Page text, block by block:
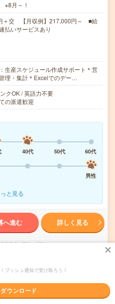
※8月～！
＋交 【月収例】217,000円～ ■給
払いサービスあり
生産スケジュール作成サポート＊営
理・集計＊Excelでのデー…
クOK / 英語力不要
の派遣歓迎
40代 50代
60代
男性
と見る
へ進む 詳しく見る
社スタッフサービス
で一般事務
プッシュ通知で受け取ろう！
ウンロード